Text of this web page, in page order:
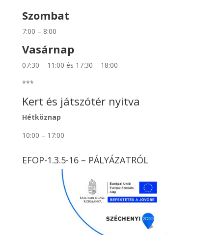
Szombat
7:00 – 8:00
Vasárnap
07:30 – 11:00 és 17:30 – 18:00
***
Kert és játszótér nyitva
Hétköznap
10:00 – 17:00
EFOP-1.3.5-16 – PÁLYÁZATRÓL